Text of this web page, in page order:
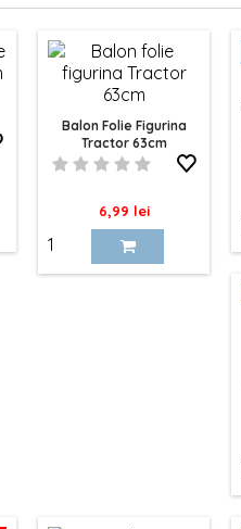
Balon Folie Figurina
Tractor 63cm
Pret
6,99 lei